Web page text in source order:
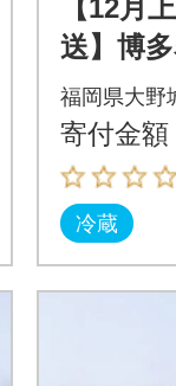
【12月
送】博
う」&ふ
太子」(
城市)
福岡県大野
寄付金額
冷蔵